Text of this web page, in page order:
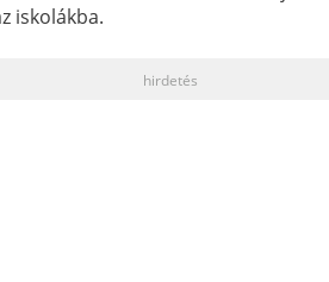
iskolákba.
hirdetés